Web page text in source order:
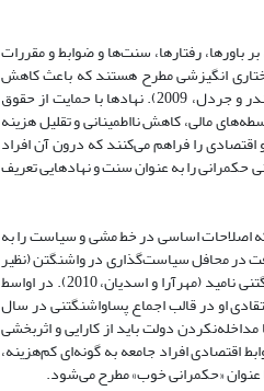
رفتارها، سنت‌ها و ضوابط و مقررات
انگیزشی مطرح هستند که باعث کاهش
نااطمینانی، تشویق کارایی و بنابراین کمک به بهبود عملکرد اقتصادی می‌شوند و رشد اقتصادی را تحت تأثیر قرار می‌دهند (برگرن، الیندر و جردل، 2009). نهادها با حمایت از حقوق
مالی، کاهش نااطمینانی و تقلیل هزینه
را فراهم می‌کنند که درون آن افراد
اقتصادی به انباشت سرمایه و تولید محصول می‌پردازند. (اسدزاده و جلیلی، 2015). بانک جهانی حکمرانی را به عنوان سنت و نهاد‌هایی تعریف
حال توسعه را ترغیب کردند که اصلاحات اساسی در خط مشی و سیاست را به
جدید با عنوان «سیاست‌های تعدیل ساختاری» مطرح شد (هایامی، 2001). به این رهیافت در محافل سیاست‌گذاری در واشنگتن (نظیر
بانک جهانی، صندوق بین‌المللی پول، خزانه‌داری آمریکا و فدرال رزرو) توجه شد و به همین دلیل ویلیامسون (1995)، آن را اجماع واشنگتنی نامید (مهرآرا و اسدیان، 2010). در اواسط
نهادگرا و در رأس آن‌ها استیگلیتز (1998) مواجه شد. نظرات انتقادی او در قالب اجماع پسا‌واشنگتنی در سال
دولت باید از کارایی و اثربخشی
اقتصادی افراد جامعه به گونه‌ای کم‌هزینه،
عنوان «حکمرانی خوب» مطرح می‌شود.